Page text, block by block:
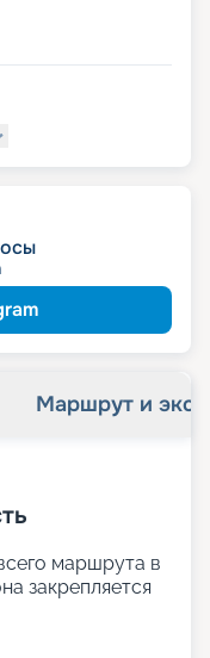
Маршрут и
маршрута в
закрепляется